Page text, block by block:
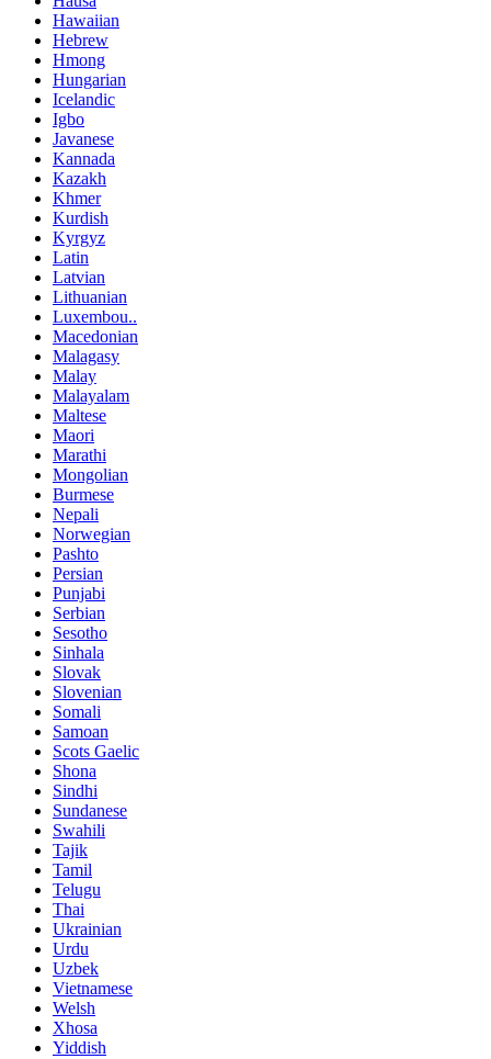
Hawaiian
Hebrew
Hmong
Hungarian
Icelandic
Igbo
Javanese
Kannada
Kazakh
Khmer
Kurdish
Kyrgyz
Latin
Latvian
Lithuanian
Luxembou..
Macedonian
Malagasy
Malay
Malayalam
Maltese
Maori
Marathi
Mongolian
Burmese
Nepali
Norwegian
Pashto
Persian
Punjabi
Serbian
Sesotho
Sinhala
Slovak
Slovenian
Somali
Samoan
Scots Gaelic
Shona
Sindhi
Sundanese
Swahili
Tajik
Tamil
Telugu
Thai
Ukrainian
Urdu
Uzbek
Vietnamese
Welsh
Xhosa
Yiddish